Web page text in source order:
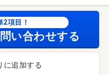
2項目！
い合わせする
に追加する